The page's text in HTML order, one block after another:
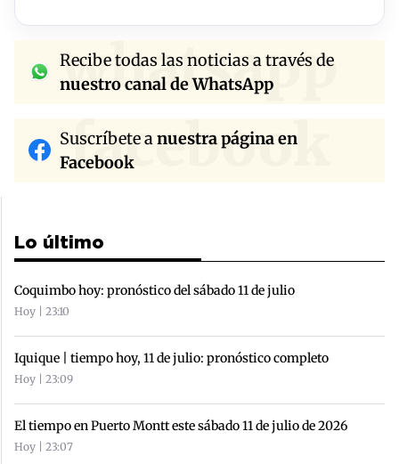
whatsapp
Recibe todas las noticias a través de
nuestro canal de WhatsApp
facebook
Suscríbete anuestra página en
Facebook
Lo último
Coquimbo hoy: pronóstico del sábado 11 de julio
Hoy | 23:10
Iquique | tiempo hoy, 11 de julio: pronóstico completo
Hoy | 23:09
El tiempo en Puerto Montt este sábado 11 de julio de 2026
Hoy | 23:07